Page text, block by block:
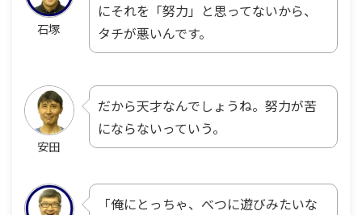
石塚
にそれを「努力」と思ってないから、
タチが悪いんです。
安田
だから天才なんでしょうね。努力が苦
にならないっていう。
「俺にとっちゃ、べつに遊びみたいな